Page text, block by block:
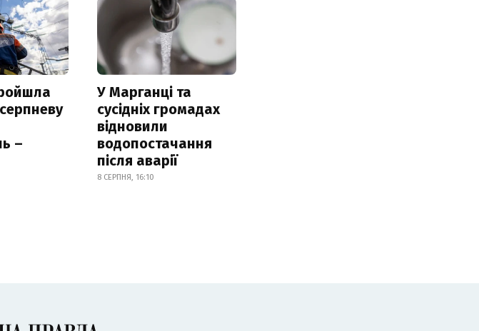
–
У Марганці та
сусідніх громадах
відновили
водопостачання
після аварії
8 СЕРПНЯ, 16:10